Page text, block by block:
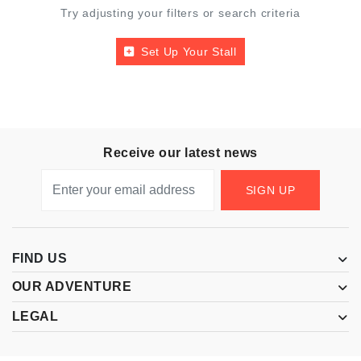
Try adjusting your filters or search criteria
Set Up Your Stall
Receive our latest news
SIGN UP
FIND US
OUR ADVENTURE
LEGAL